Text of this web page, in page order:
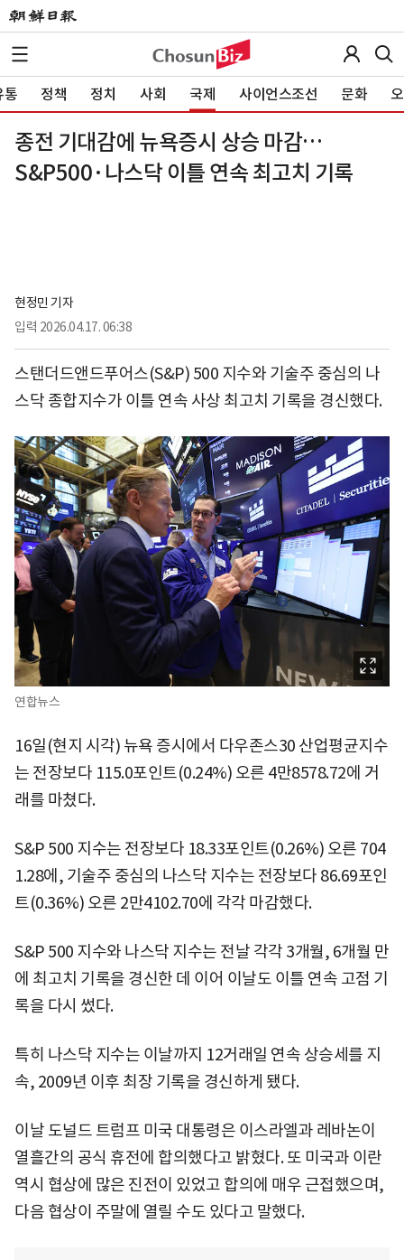
통 정책 정치 사회 국제 사이언스조선 문화
종전 기대감에 뉴욕증시 상승 마감…
S&P500·나스닥 이틀 연속 최고치 기록
현정민 기자
입력 2026.04.17. 06:38
스탠더드앤드푸어스(S&P) 500 지수와 기술주 중심의 나
스닥 종합지수가 이틀 연속 사상 최고치 기록을 경신했다.
연합뉴스
16일(현지 시각) 뉴욕 증시에서 다우존스30 산업평균지수
는 전장보다 115.0포인트(0.24%) 오른 4만8578.72에 거
래를 마쳤다.
S&P 500 지수는 전장보다 18.33포인트(0.26%) 오른 704
1.28에, 기술주 중심의 나스닥 지수는 전장보다 86.69포인
트(0.36%) 오른 2만4102.70에 각각 마감했다.
S&P 500 지수와 나스닥 지수는 전날 각각 3개월, 6개월 만
에 최고치 기록을 경신한 데 이어 이날도 이틀 연속 고점 기
록을 다시 썼다.
특히 나스닥 지수는 이날까지 12거래일 연속 상승세를 지
속, 2009년 이후 최장 기록을 경신하게 됐다.
이날 도널드 트럼프 미국 대통령은 이스라엘과 레바논이
열흘간의 공식 휴전에 합의했다고 밝혔다. 또 미국과 이란
역시 협상에 많은 진전이 있었고 합의에 매우 근접했으며,
다음 협상이 주말에 열릴 수도 있다고 말했다.